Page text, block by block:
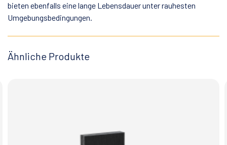
bieten ebenfalls eine lange Lebensdauer unter rauhesten
Umgebungsbedingungen.
Ähnliche Produkte